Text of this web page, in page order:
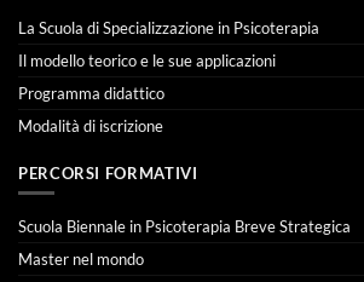
La Scuola di Specializzazione in Psicoterapia
Il modello teorico e le sue applicazioni
Programma didattico
Modalità di iscrizione
PERCORSI FORMATIVI
Scuola Biennale in Psicoterapia Breve Strategica
Master nel mondo